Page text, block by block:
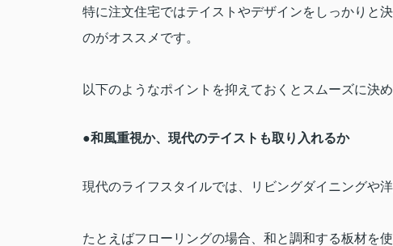
特に注文住宅ではテイストやデザインをしっかりと
のがオススメです。
以下のようなポイントを抑えておくとスムーズに決め
●和風重視か、現代のテイストも取り入れるか
現代のライフスタイルでは、リビングダイニングや
たとえばフローリングの場合、和と調和する板材を